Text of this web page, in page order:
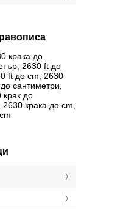
крака до
2630 ft до
ft до cm, 2630
сантиметри,
крак до
крака до cm,